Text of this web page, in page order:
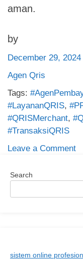
aman.
by
December 29, 2024
Agen Qris
Tags:
#LayananQRIS,
#QRISMerchant,
#TransaksiQRIS
Leave a Commenton
Search
sistem online